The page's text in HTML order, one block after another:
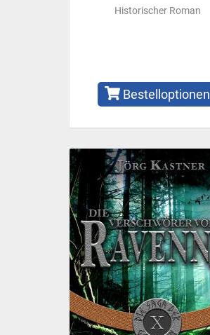
Historischer Roman
Bestelloptionen